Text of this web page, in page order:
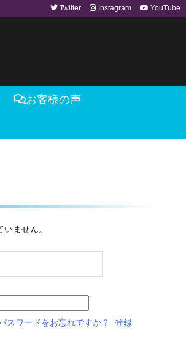
お客様の声
Twitter Instagram YouTube
ません。
スワードをお忘れですか？ 登録